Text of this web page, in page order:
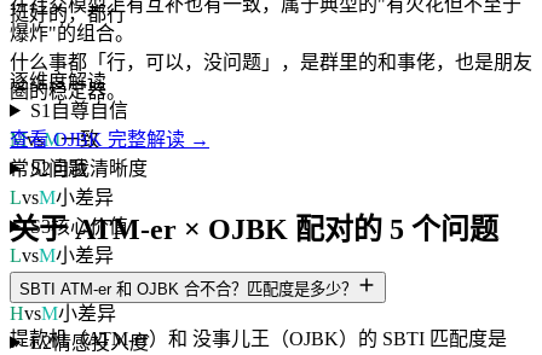
爆炸"的组合。
逐维度解读
S1 自尊自信
MvsM一致
S2自我清晰度
LvsM小差异
S3核心价值
LvsM小差异
E1依恋安全感
HvsM小差异
E2情感投入度
挺好的，都行
什么事都「行，可以，没问题」，是群里的和事佬，也是朋友
圈的稳定器。
查看 OJBK 完整解读 →
常见问题
关于 ATM-er × OJBK 配对的 5 个问题
SBTI ATM-er 和 OJBK 合不合？匹配度是多少？
提款机（ATM-er）和 没事儿王（OJBK）的 SBTI 匹配度是